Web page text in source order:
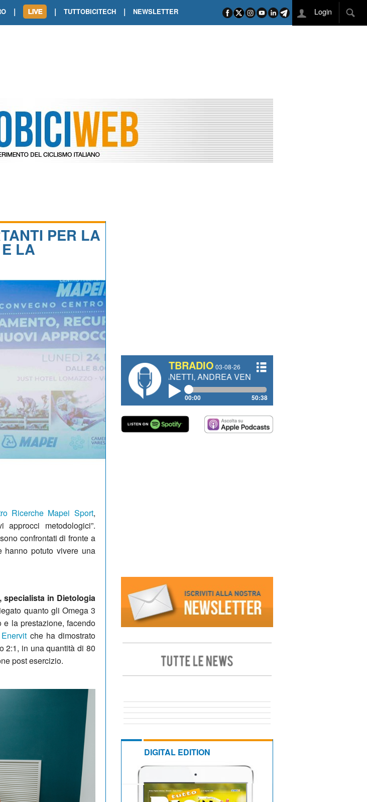
|
TOUR DE FRANCE. ORCIERES-MERLETTE INCORONA CARAPAZ
TOUR DE FRANCE. A VOIRON TRIONFO DI PHILIPSEN SU SCHMID E KOOIJ
| TUTTOBICITECH | NEWSLETTER Login
PER LA
LA
Ricerche Mapei Sport,
approcci metodologici”.
confrontati di fronte a
hanno potuto vivere una
specialista in Dietologia
quanto gli Omega 3
la prestazione, facendo
che ha dimostrato
2:1, in una quantità di 80
post esercizio.
TBRADIO 03-08-26
WEGELIUS, MAURO GIANETTI, ANDREA VENDRAME, FILIPPO FIORELLI
00:00 50:38
DIGITAL EDITION